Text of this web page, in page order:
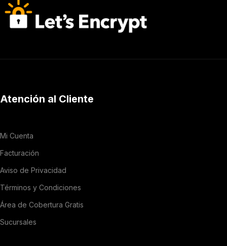
Atención al Cliente
Mi Cuenta
Facturación
Aviso de Privacidad
Términos y Condiciones
Área de Cobertura Gratis
Sucursales